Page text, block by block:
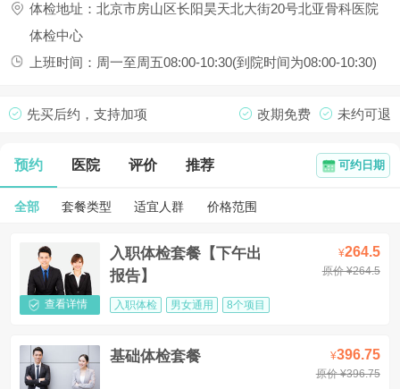
体检地址：北京市房山区长阳昊天北大街20号北亚骨科医院
体检中心
上班时间：周一至周五08:00-10:30(到院时间为08:00-10:30)
先买后约，支持加项 未约可退
改期免费
预约 医院 评价 推荐 可约日期
全部 套餐类型 适宜人群 价格范围
查看详情
入职体检套餐【下午出
报告】
¥264.5
原价 ¥264.5
入职体检 男女通用 8个项目
基础体检套餐 ¥396.75
原价 ¥396.75